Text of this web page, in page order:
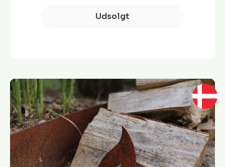
Udsolgt